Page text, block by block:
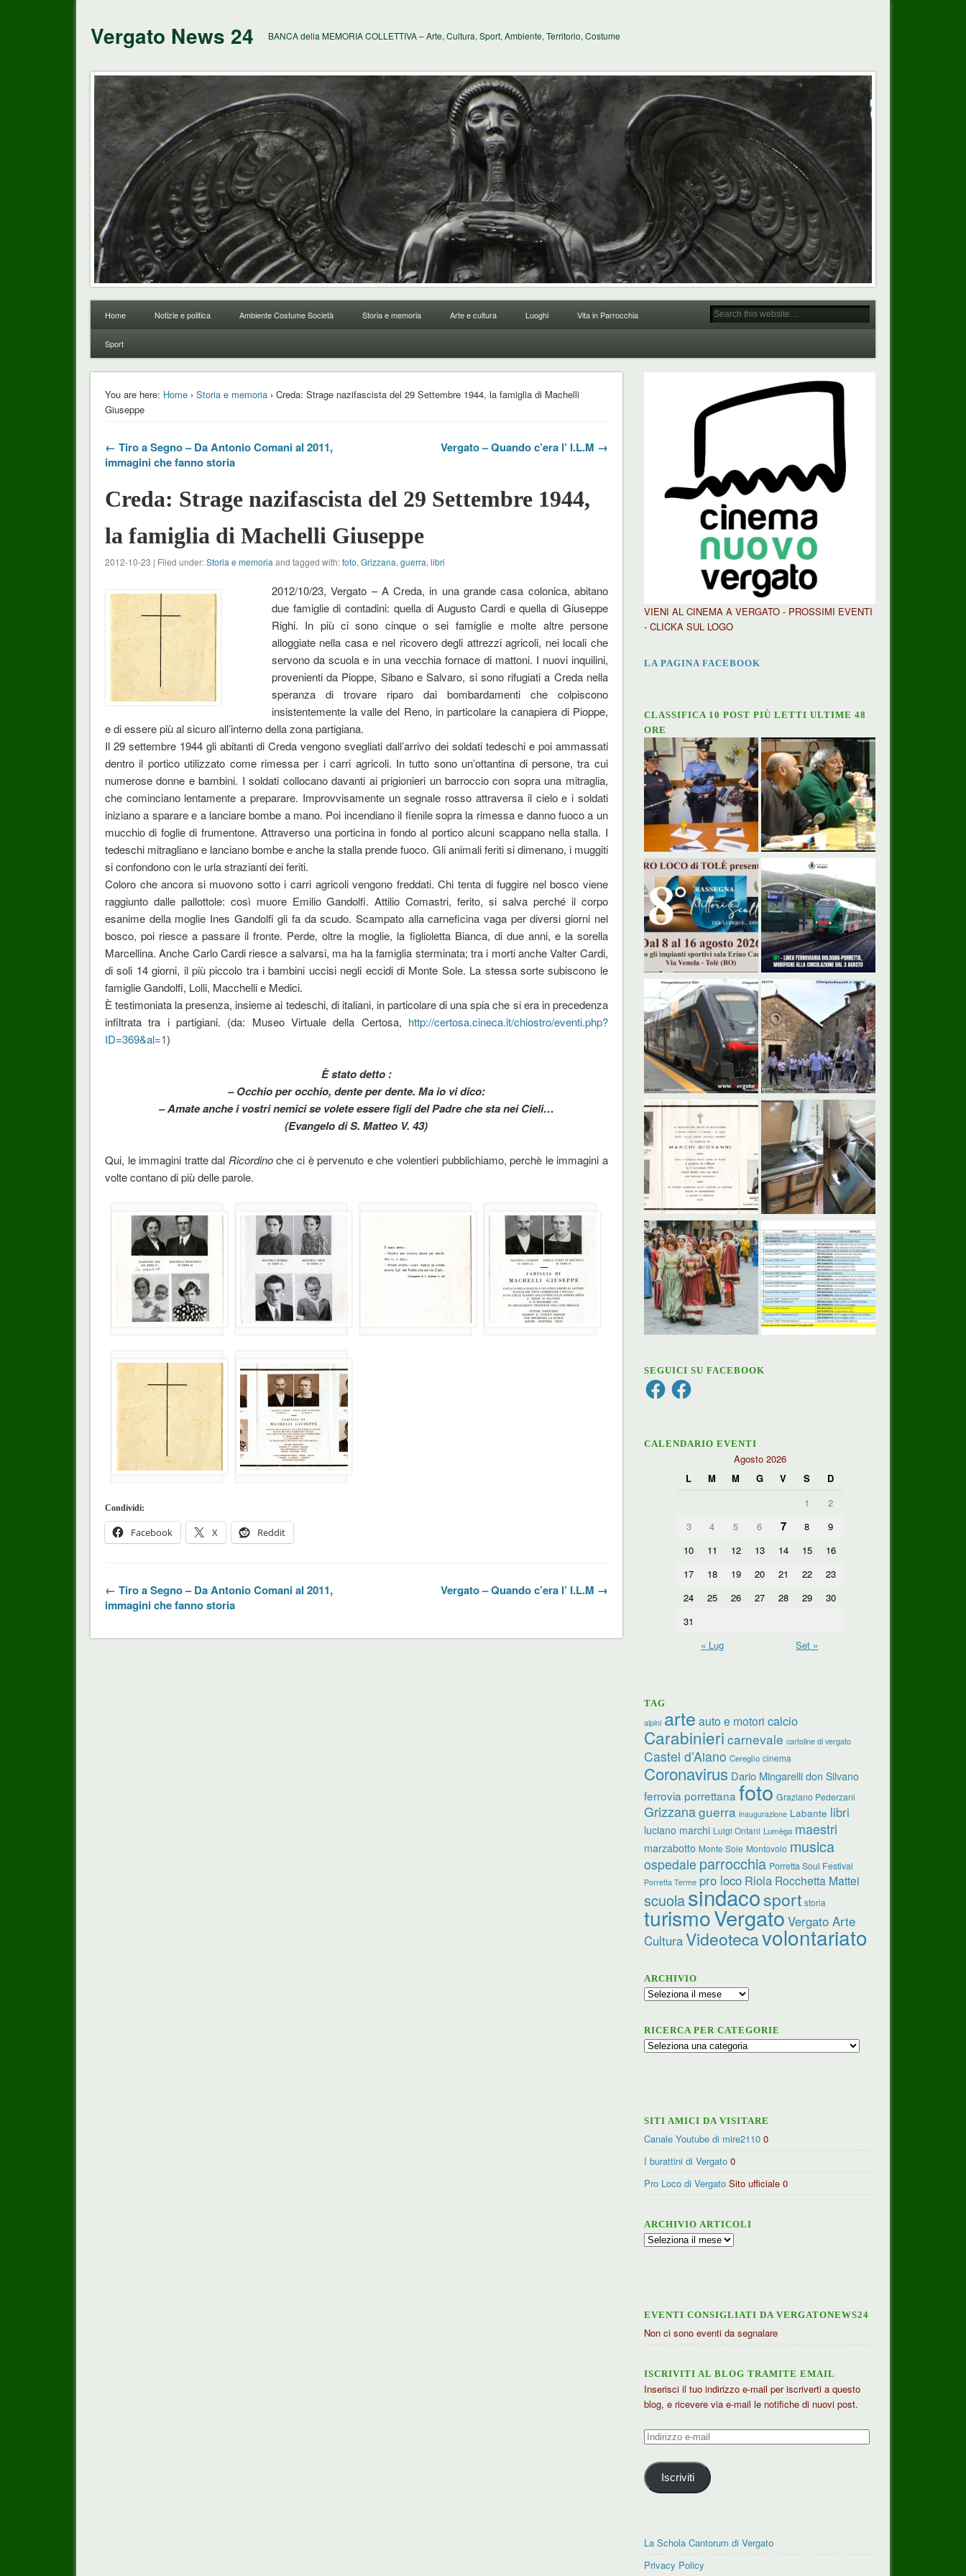
Vergato News 24 BANCA della MEMORIA COLLETTIVA – Arte, Cultura, Sport, Ambiente, Territorio, Costume
Home Notizie e politica Ambiente Costume Società Storia e memoria Arte e cultura Luoghi Vita in Parrocchia
Sport
You are here: Home› Storia e memoria› Creda: Strage nazifascista del 29 Settembre 1944, la famiglia di Machelli
Giuseppe
← Tiro a Segno – Da Antonio Comani al 2011,
immagini che fanno storia
Vergato – Quando c’era l’ I.L.M →
Creda: Strage nazifascista del 29 Settembre 1944,
la famiglia di Machelli Giuseppe
2012-10-23 | Filed under:Storia e memoria and tagged with:foto, Grizzana, guerra, libri
2012/10/23, Vergato – A Creda, in una grande casa colonica, abitano
due famiglie di contadini: quella di Augusto Cardi e quella di Giuseppe
Righi. In più ci sono cinque o sei famiglie e molte altre persone
alloggiate nella casa e nel ricovero degli attrezzi agricoli, nei locali che
servono da scuola e in una vecchia fornace di mattoni. I nuovi inquilini,
provenienti da Pioppe, Sibano e Salvaro, si sono rifugiati a Creda nella
speranza di trovare riparo dai bombardamenti che colpiscono
insistentemente la valle del Reno, in particolare la canapiera di Pioppe,
e di essere più al sicuro all’interno della zona partigiana.
Il 29 settembre 1944 gli abitanti di Creda vengono svegliati dall’arrivo dei soldati tedeschi e poi ammassati
dentro il portico utilizzato come rimessa per i carri agricoli. In tutto sono un’ottantina di persone, tra cui
numerose donne e bambini. I soldati collocano davanti ai prigionieri un barroccio con sopra una mitraglia,
che cominciano lentamente a preparare. Improvvisamente un segnale rosso attraversa il cielo e i soldati
iniziano a sparare e a lanciare bombe a mano. Poi incendiano il fienile sopra la rimessa e danno fuoco a un
mucchio di foglie di frumentone. Attraverso una porticina in fondo al portico alcuni scappano nella stalla. I
tedeschi mitragliano e lanciano bombe e anche la stalla prende fuoco. Gli animali feriti si dimenano, i muggiti
si confondono con le urla strazianti dei feriti.
Coloro che ancora si muovono sotto i carri agricoli vengono freddati. Chi tenta di fuggire nel bosco viene
raggiunto dalle pallottole: così muore Emilio Gandolfi. Attilio Comastri, ferito, si salva perché il corpo
esanime della moglie Ines Gandolfi gli fa da scudo. Scampato alla carneficina vaga per diversi giorni nel
bosco, poi riesce a passare il fronte. Perde, oltre la moglie, la figlioletta Bianca, di due anni, e la sorella
Marcellina. Anche Carlo Cardi riesce a salvarsi, ma ha la famiglia sterminata; tra i morti anche Valter Cardi,
di soli 14 giorni, il più piccolo tra i bambini uccisi negli eccidi di Monte Sole. La stessa sorte subiscono le
famiglie Gandolfi, Lolli, Macchelli e Medici.
È testimoniata la presenza, insieme ai tedeschi, di italiani, in particolare di una spia che si era in precedenza
infiltrata tra i partigiani. (da: Museo Virtuale della Certosa, http://certosa.cineca.it/chiostro/eventi.php?
ID=369&al=1)
È stato detto :
– Occhio per occhio, dente per dente. Ma io vi dico:
– Amate anche i vostri nemici se volete essere figli del Padre che sta nei Cieli…
(Evangelo di S. Matteo V. 43)
Qui, le immagini tratte dal Ricordinoche ci è pervenuto e che volentieri pubblichiamo, perchè le immagini a
volte contano di più delle parole.
Condividi:
Facebook X Reddit
← Tiro a Segno – Da Antonio Comani al 2011,
immagini che fanno storia
Vergato – Quando c’era l’ I.L.M →
VIENI AL CINEMA A VERGATO - PROSSIMI EVENTI
- CLICKA SUL LOGO
LA PAGINA FACEBOOK
CLASSIFICA 10 POST PIÙ LETTI ULTIME 48
ORE
SEGUICI SU FACEBOOK
FacebookFacebook
CALENDARIO EVENTI
Agosto 2026
L
M M G V S
D
1
2
3
4 5 6 7 8
9
10
11 12 13 14 15
16
17
18 19 20 21 22
23
24
25 26 27 28 29
30
31
« Lug
Set »
TAG
alpini arte auto e motori calcio
Carabinieri carnevale cartoline di vergato
Castel d’Aiano Cereglio cinema
Coronavirus Dario Mingarelli don Silvano
ferrovia porrettana foto Graziano Pederzani
Grizzanaguerra inaugurazione Labante libri
luciano marchi Luigi Ontani Lumèga maestri
marzabotto Monte Sole Montovolo musica
ospedale parrocchia Porretta Soul Festival
Porretta Terme pro loco Riola Rocchetta Mattei
scuolasindacosport storia
turismoVergato Vergato Arte
CulturaVideotecavolontariato
ARCHIVIO
Archivio
RICERCA PER CATEGORIE
Ricerca
SITI AMICI DA VISITARE
Canale Youtube di mire2110 0
I burattini di Vergato 0
Pro Loco di Vergato Sito ufficiale 0
ARCHIVIO ARTICOLI
Archivio
EVENTI CONSIGLIATI DA VERGATONEWS24
Non ci sono eventi da segnalare
ISCRIVITI AL BLOG TRAMITE EMAIL
Inserisci il tuo indirizzo e-mail per iscriverti a questo
blog, e ricevere via e-mail le notifiche di nuovi post.
Indirizzo
mail
Iscriviti
La Schola Cantorum di Vergato
Privacy Policy